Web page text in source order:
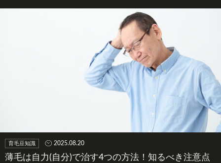
育毛豆知識 2025.08.20
薄毛は自力(自分)で治す4つの方法！知るべき注意点